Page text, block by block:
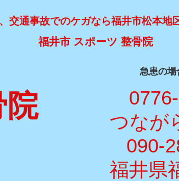
交通事故でのケガなら福井市松本
福井市 スポーツ 整骨院
急患の場
院
つなが
090-
福井県